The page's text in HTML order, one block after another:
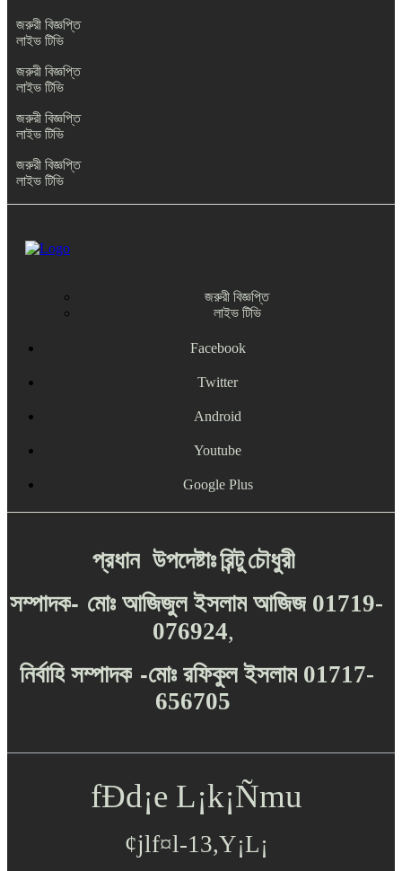
জরুরী বিজ্ঞপ্তি
লাইভ টিভি
জরুরী বিজ্ঞপ্তি
লাইভ টিভি
জরুরী বিজ্ঞপ্তি
লাইভ টিভি
জরুরী বিজ্ঞপ্তি
লাইভ টিভি
জরুরী বিজ্ঞপ্তি
লাইভ টিভি
Facebook
Twitter
Android
Youtube
Google Plus
প্রধান উপদেষ্টাঃরিন্টুচৌধুরী
সম্পাদক- মোঃ আজিজুল ইসলাম আজিজ 01719-
076924,
নির্বাহি সম্পাদক-মোঃ রফিকুল ইসলাম 01717-
656705
fÐd¡e L¡k¡Ñmu
¢jlf¤l-13,Y¡L¡